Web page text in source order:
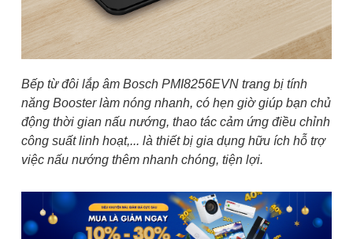
Bếp từ đôi lắp âm Bosch PMI8256EVN trang bị tính
năng Booster làm nóng nhanh, có hẹn giờ giúp bạn chủ
động thời gian nấu nướng, thao tác cảm ứng điều chỉnh
công suất linh hoạt,... là thiết bị gia dụng hữu ích hỗ trợ
việc nấu nướng thêm nhanh chóng, tiện lợi.